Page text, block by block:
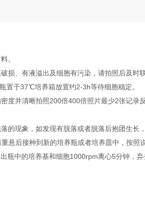
。
损、有液溢出及细胞有污染，请拍照后及时联
置于37℃培养箱放置约2-3h等待细胞稳定。
度并清晰拍照200倍400倍照片最少2张记录
的现象，如发现有脱落或者脱落后抱团生
悬后接种到新的培养瓶或者培养皿中，按照
中的培养基和细胞1000rpm离心5分钟，